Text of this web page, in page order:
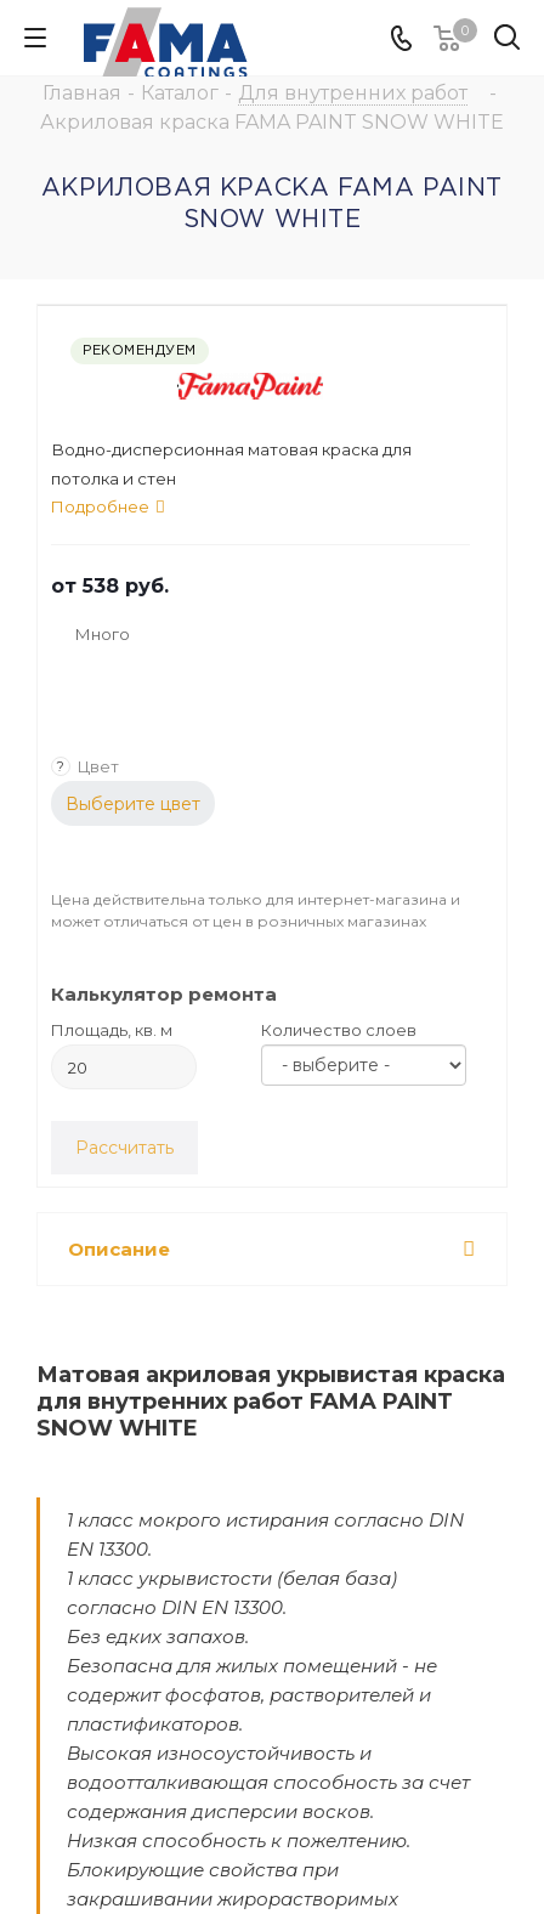
0
Главная - Каталог - Для внутренних работ
-
Акриловая краска FAMA PAINT SNOW WHITE
АКРИЛОВАЯ КРАСКА FAMA PAINT
SNOW WHITE
РЕКОМЕНДУЕМ
Водно-дисперсионная матовая краска для
потолка и стен
Подробнее
от538 руб.
Много
? Цвет
Выберите цвет
Цена действительна только для интернет-магазина и
может отличаться от цен в розничных магазинах
Калькулятор ремонта
Площадь, кв. м Количество слоев
Рассчитать
Описание
Матовая акриловая укрывистая краска
для внутренних работ FAMA PAINT
SNOW WHITE
1 класс мокрого истирания согласно DIN
EN 13300.
1 класс укрывистости (белая база)
согласно DIN EN 13300.
Без едких запахов.
Безопасна для жилых помещений - не
содержит фосфатов, растворителей и
пластификаторов.
Высокая износоустойчивость и
водоотталкивающая способность за счет
содержания дисперсии восков.
Низкая способность к пожелтению.
Блокирующие свойства при
закрашивании жирорастворимых